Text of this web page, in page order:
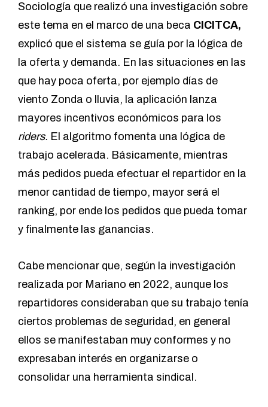
Sociología que realizó una investigación sobre
este tema en el marco de una beca CICITCA,
explicó que el sistema se guía por la lógica de
la oferta y demanda. En las situaciones en las
que hay poca oferta, por ejemplo días de
viento Zonda o lluvia, la aplicación lanza
mayores incentivos económicos para los
riders. El algoritmo fomenta una lógica de
trabajo acelerada. Básicamente, mientras
más pedidos pueda efectuar el repartidor en la
menor cantidad de tiempo, mayor será el
ranking, por ende los pedidos que pueda tomar
y finalmente las ganancias.
Cabe mencionar que, según la investigación
realizada por Mariano en 2022, aunque los
repartidores consideraban que su trabajo tenía
ciertos problemas de seguridad, en general
ellos se manifestaban muy conformes y no
expresaban interés en organizarse o
consolidar una herramienta sindical.